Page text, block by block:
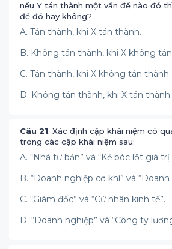
nếu Y tán thành một vấn đề nào đó
đề đó hay không?
A. Tán thành, khi X tán thành.
B. Không tán thành, khi X không
C. Tán thành, khi X không tán thành.
D. Không tán thành, khi X tán thành.
Câu 21: Xác định cặp khái niệm có
trong các cặp khái niệm sau:
A. “Nhà tư bản” và “Kẻ bóc lột giá
B. “Doanh nghiệp cơ khí” và
C. “Giám đốc” và “Cử nhân kinh tế”.
D. “Doanh nghiệp” và “Công ty